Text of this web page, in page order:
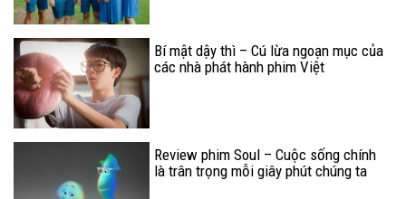
Bí mật dậy thì – Cú lừa ngoạn mục của
các nhà phát hành phim Việt
Review phim Soul – Cuộc sống chính
là trân trọng mỗi giây phút chúng ta